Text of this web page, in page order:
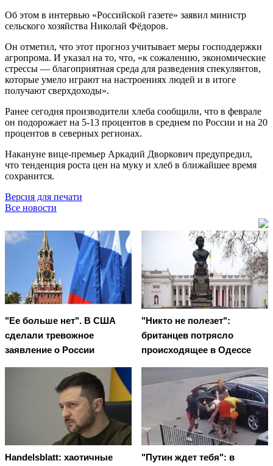
Об этом в интервью «Российской газете» заявил министр
сельского хозяйства Николай Фёдоров.
Он отметил, что этот прогноз учитывает меры господдержки
агропрома. И указал на то, что, «к сожалению, экономические
стрессы — благоприятная среда для разведения спекулянтов,
которые умело играют на настроениях людей и в итоге
получают сверхдоходы».
Ранее сегодня производители хлеба сообщили, что в феврале
он подорожает на 5-13 процентов в среднем по России и на 20
процентов в северных регионах.
Накануне вице-премьер Аркадий Дворкович предупредил,
что тенденция роста цен на муку и хлеб в ближайшее время
сохранится.
Версия для печати
Все новости
"Ее больше нет". В США
сделали тревожное
заявление о России
"Никто не полезет":
британцев потрясло
происходящее в Одессе
Handelsblatt: хаотичные
"Путин ждет тебя": в